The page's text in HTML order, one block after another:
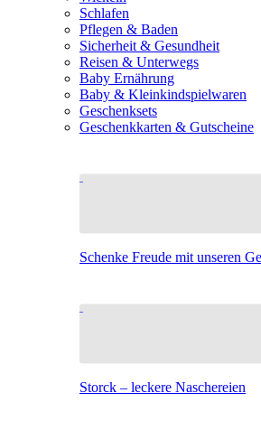
Schlafen
Pflegen & Baden
Sicherheit & Gesundheit
Reisen & Unterwegs
Baby Ernährung
Baby & Kleinkindspielwaren
Geschenksets
Geschenkkarten & Gutscheine
Schenke Freude mit unseren
Storck – leckere Naschereien